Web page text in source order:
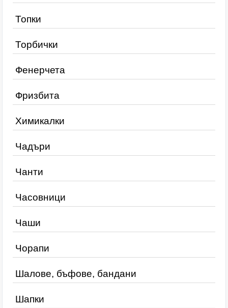
Топки
Торбички
Фенерчета
Фризбита
Химикалки
Чадъри
Чанти
Часовници
Чаши
Чорапи
Шалове, бъфове, бандани
Шапки